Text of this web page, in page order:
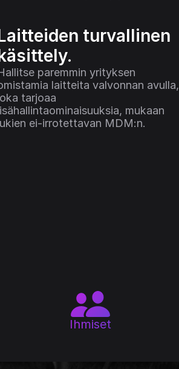
turvallinen
paremmin yrityksen
laitteita valvonnan avulla,
tarjoaa
mukaan
ei-irrotettavan MDM:n.
Ihmiset